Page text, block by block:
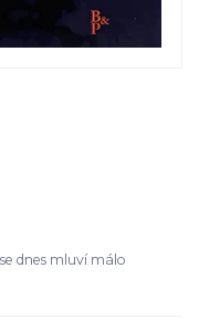
dnes mluví málo